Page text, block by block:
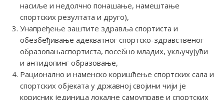
насиље и недолчно понашање, намештање
спортских резултата и друго),
Унапређење заштите здравља спортиста и
обезбеђивање адекватног спортско-здравственог
образовањаспортиста, посебно младих, укључујући
и антидопинг образовање,
Рационално и наменско коришћење спортских сала и
спортских објеката у државној својини чији је
корисник јединица локалне самоуправе и спортских